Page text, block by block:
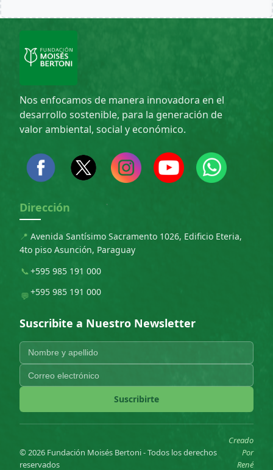
Nos enfocamos de manera innovadora en el
desarrollo sostenible, para la generación de
valor ambiental, social y económico.
Dirección
📍 Avenida Santísimo Sacramento 1026, Edificio Eteria,
4to piso Asunción, Paraguay
📞 +595 985 191 000
💬 +595 985 191 000
Suscribite a Nuestro Newsletter
Suscribirte
© 2026 Fundación Moisés Bertoni - Todos los derechos
reservados
Creado
Por
René